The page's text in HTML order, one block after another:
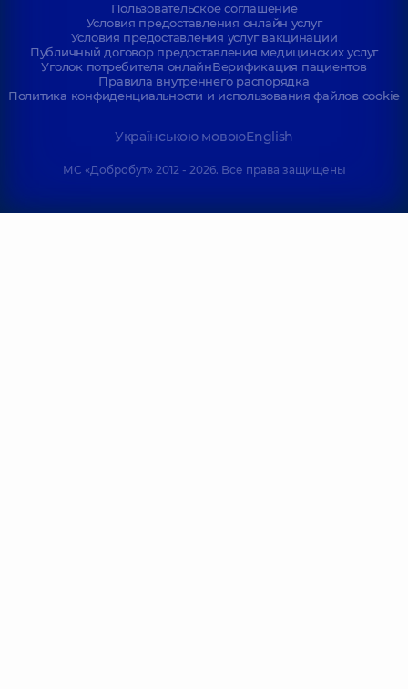
Пользовательское соглашение
Условия предоставления онлайн услуг
Условия предоставления услуг вакцинации
Публичный договор предоставления медицинских услуг
Уголок потребителя онлайнВерификация пациентов
Правила внутреннего распорядка
Политика конфиденциальности и использования файлов cookie
Українською мовоюEnglish
МС «Добробут» 2012 - 2026. Все права защищены